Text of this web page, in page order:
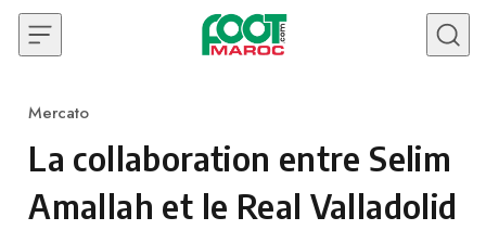
Skip to content
Category
Mercato
La collaboration entre Selim
Amallah et le Real Valladolid